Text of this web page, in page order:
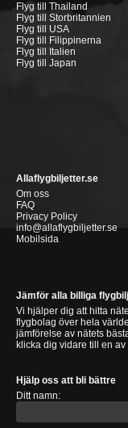
Flyg till Thailand
Flyg till Storbritannien
Flyg till USA
Flyg till Filippinerna
Flyg till Italien
Flyg till Japan
Allaflygbiljetter.se
Om oss
FAQ
Privacy Policy
info@allaflygbiljetter.se
Mobilsida
Jämför alla billiga
Vi hjälper dig att hitta
flygbolag över hela
jämförelse av nätets
klicka dig vidare till en
Hjälp oss att bli bättre
Ditt namn: